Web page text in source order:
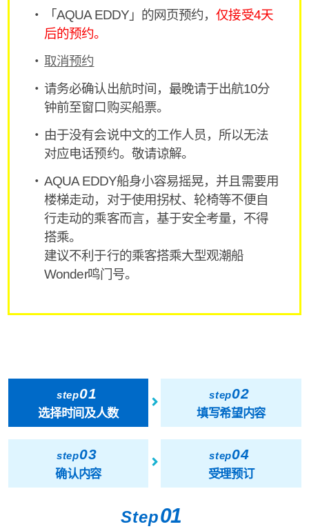
「AQUA EDDY」的网页预约，仅接受4天
后的预约。
取消预约
请务必确认出航时间，最晚请于出航10分
钟前至窗口购买船票。
由于没有会说中文的工作人员，所以无法
对应电话预约。敬请谅解。
AQUA EDDY船身小容易摇晃，并且需要用
楼梯走动，对于使用拐杖、轮椅等不便自
行走动的乘客而言，基于安全考量，不得
搭乘。
建议不利于行的乘客搭乘大型观潮船
Wonder鸣门号。
step01
选择时间及人数
step02
填写希望内容
step03
确认内容
step04
受理预订
Step01